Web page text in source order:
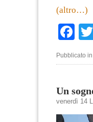
(altro…)
Pubblicato in
Un
venerdì 14